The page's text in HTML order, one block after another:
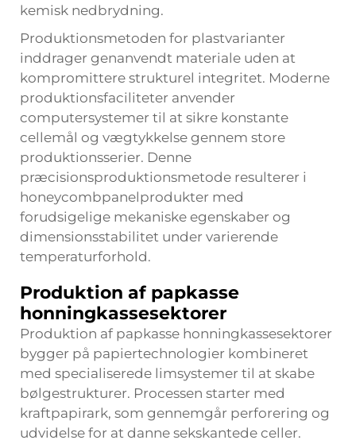
kemisk nedbrydning.
Produktionsmetoden for plastvarianter
inddrager genanvendt materiale uden at
kompromittere strukturel integritet. Moderne
produktionsfaciliteter anvender
computersystemer til at sikre konstante
cellemål og vægtykkelse gennem store
produktionsserier. Denne
præcisionsproduktionsmetode resulterer i
honeycombpanelprodukter med
forudsigelige mekaniske egenskaber og
dimensionsstabilitet under varierende
temperaturforhold.
Produktion af papkasse
honningkassesektorer
Produktion af papkasse honningkassesektorer
bygger på papiertechnologier kombineret
med specialiserede limsystemer til at skabe
bølgestrukturer. Processen starter med
kraftpapirark, som gennemgår perforering og
udvidelse for at danne sekskantede celler.